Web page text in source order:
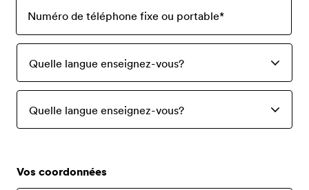
Numéro de téléphone fixe ou portable*
Quelle langue enseignez-vous?
Quelle langue enseignez-vous?
Vos coordonnées